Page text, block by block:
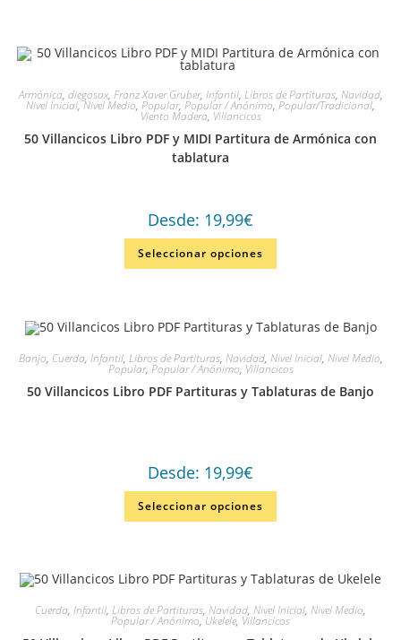
Armónica, diegosax, Franz Xaver Gruber, Infantil, Libros de Partituras, Navidad,
Nivel Inicial,Nivel Medio, Popular, Popular / Anónimo, Popular/Tradicional,
Viento Madera, Villancicos
50 Villancicos Libro PDF y MIDI Partitura de Armónica con
tablatura
Desde: 19,99€
Seleccionar opciones
Banjo, Cuerda, Infantil, Libros de Partituras, Navidad, Nivel Inicial, Nivel Medio,
Popular, Popular / Anónimo, Villancicos
50 Villancicos Libro PDF Partituras y Tablaturas de Banjo
Desde: 19,99€
Seleccionar opciones
Cuerda, Infantil, Libros de Partituras, Navidad, Nivel Inicial, Nivel Medio,
Popular / Anónimo,Ukelele, Villancicos